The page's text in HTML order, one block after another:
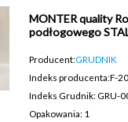
MONTER quality
podłogowego
Producent:GRUDNIK
Indeks producenta:F-
Indeks Grudnik: GRU-
Opakowania: 1